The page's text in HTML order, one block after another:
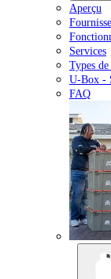
Aperçu
Services
Types
U-Box -
FAQ